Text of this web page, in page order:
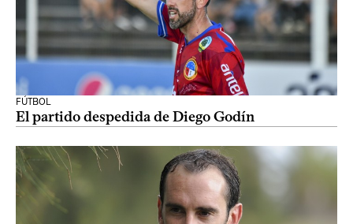
FÚTBOL
El partido despedida de Diego Godín